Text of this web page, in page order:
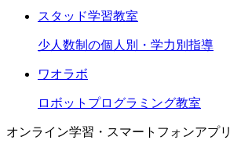
スタッド学習教室
少人数制の個人別・学力別指導
ワオラボ
ロボットプログラミング教室
オンライン学習・スマートフォンアプリ